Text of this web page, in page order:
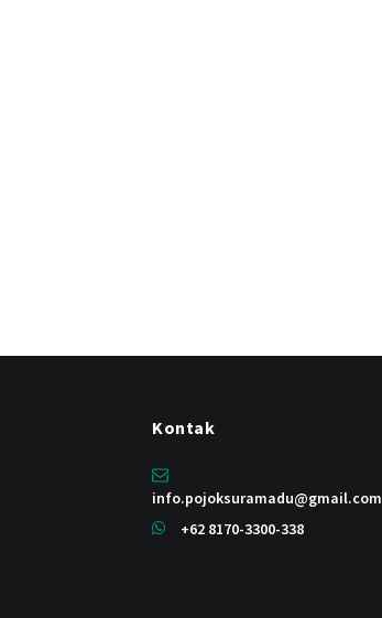
Kontak
info.pojoksuramadu@gmail.com
+62 8170-3300-338